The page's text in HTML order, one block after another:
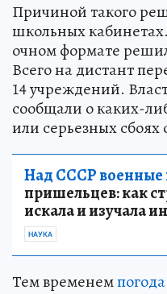
Причиной такого
школьных
очном формате
Всего на дистант
14 учреждений.
сообщали о каких-
или серьезных сбоях
Над СССР военные
пришельцев: как
искала и изучала
НАУКА
Тем временем